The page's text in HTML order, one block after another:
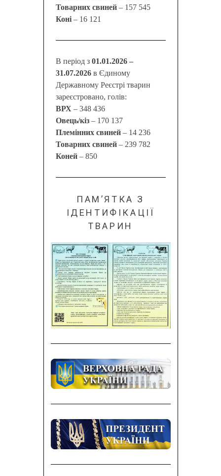
Товарних свиней – 157 545
Коні– 16 121
В період з01.01.2026 –
31.07.2026 в Єдиному
Державному Реєстрі тварин
зареєстровано, голів:
ВРХ – 348 436
Овець/кіз– 170 137
Племінних свиней– 14 236
Товарних свиней– 239 782
Коней– 850
ПАМ’ЯТКА З
ІДЕНТИФІКАЦІЇ
ТВАРИН